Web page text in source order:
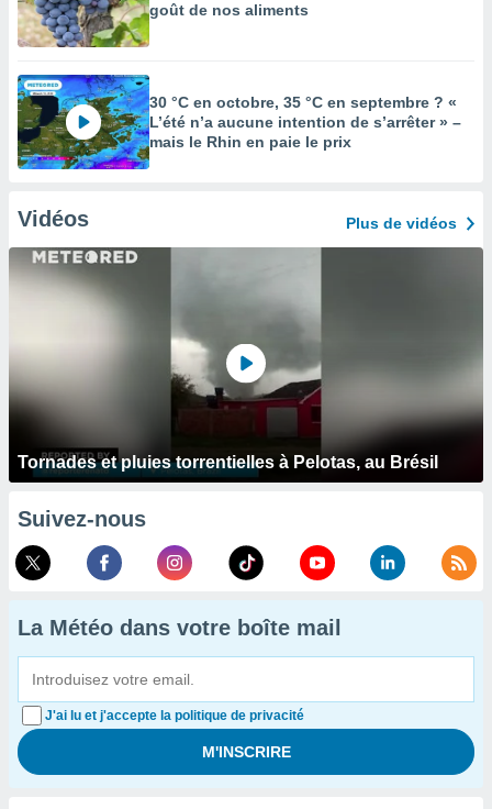
goût de nos aliments
30 °C en octobre, 35 °C en septembre ? «
L’été n’a aucune intention de s’arrêter » –
mais le Rhin en paie le prix
Vidéos Plus de vidéos
Tornades et pluies torrentielles à Pelotas, au Brésil
Suivez-nous
La Météo dans votre boîte mail
J'ai lu et j'accepte la politique de privacité